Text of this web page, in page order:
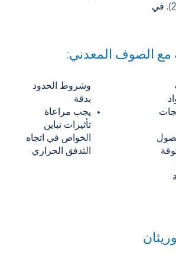
التركيب المختلفة (2). في
الصوف المعدني:
وشروط الحدود
بدقة
يجب مراعاة
تأثيرات تباين
الخواص في اتجاه
التدفق الحراري